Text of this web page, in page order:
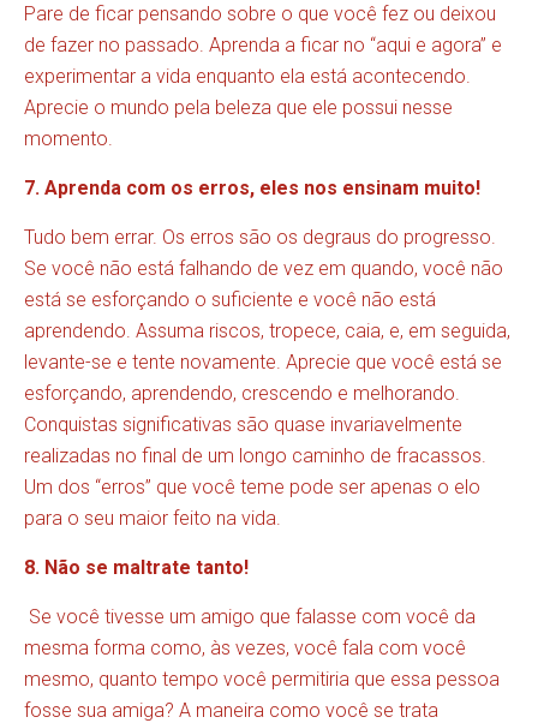
Pare de ficar pensando sobre o que você fez ou deixou
de fazer no passado. Aprenda a ficar no “aqui e agora” e
experimentar a vida enquanto ela está acontecendo.
Aprecie o mundo pela beleza que ele possui nesse
momento.
7. Aprenda com os erros, eles nos ensinam muito!
Tudo bem errar. Os erros são os degraus do progresso.
Se você não está falhando de vez em quando, você não
está se esforçando o suficiente e você não está
aprendendo. Assuma riscos, tropece, caia, e, em seguida,
levante-se e tente novamente. Aprecie que você está se
esforçando, aprendendo, crescendo e melhorando.
Conquistas significativas são quase invariavelmente
realizadas no final de um longo caminho de fracassos.
Um dos “erros” que você teme pode ser apenas o elo
para o seu maior feito na vida.
8. Não se maltrate tanto!
Se você tivesse um amigo que falasse com você da
mesma forma como, às vezes, você fala com você
mesmo, quanto tempo você permitiria que essa pessoa
fosse sua amiga? A maneira como você se trata